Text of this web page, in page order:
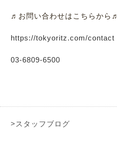
♬お問い合わせはこちらから♬
https://tokyoritz.com/contact
03-6809-6500
>スタッフブログ